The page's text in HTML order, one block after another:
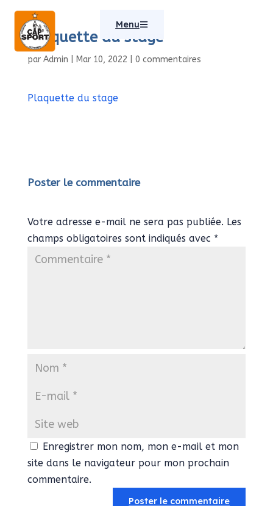
Menu
Plaquette du stage
par Admin Mar 10, 2022 0 commentaires
Plaquette du stage
Poster le commentaire
Votre adresse e-mail ne sera pas publiée. Les
champs obligatoires sont indiqués avec *
Enregistrer mon nom, mon e-mail et mon
site dans le navigateur pour mon prochain
commentaire.